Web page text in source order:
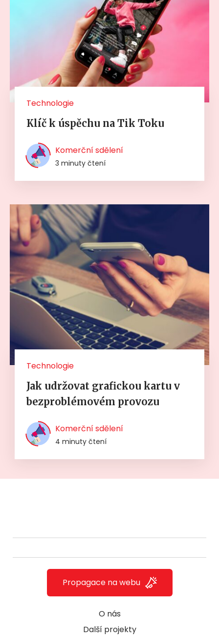
Technologie
Klíč k úspěchu na Tik Toku
Komerční sdělení
3 minuty čtení
Technologie
Jak udržovat grafickou kartu v
bezproblémovém provozu
Komerční sdělení
4 minuty čtení
O nás
Další projekty
Propagace na webu